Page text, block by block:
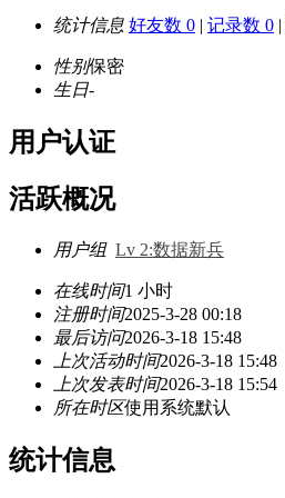
统计信息 好友数 0 | 记录数 0 |
性别保密
生日-
用户认证
活跃概况
用户组 Lv 2:数据新兵
在线时间1 小时
注册时间2025-3-28 00:18
最后访问2026-3-18 15:48
上次活动时间2026-3-18 15:48
上次发表时间2026-3-18 15:54
所在时区使用系统默认
统计信息